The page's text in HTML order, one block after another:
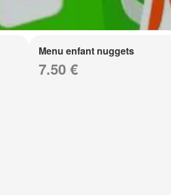
Menu enfant nuggets
7.50 €